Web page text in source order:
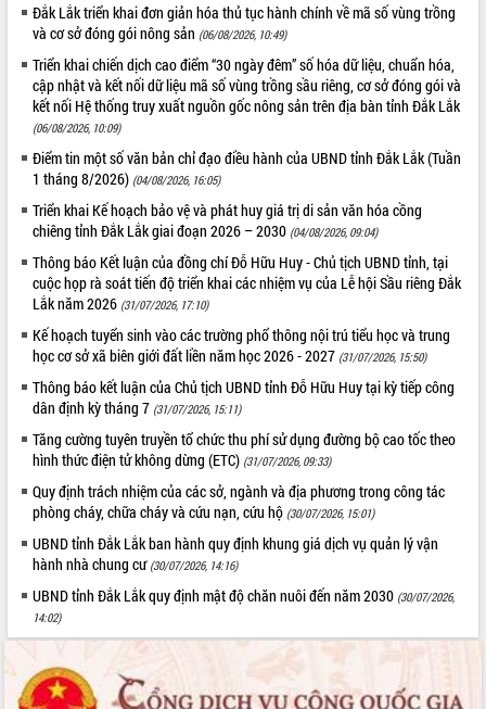
Đắk Lắk triển khai đơn giản hóa thủ tục hành chính về mã số vùng trồng
và cơ sở đóng gói nông sản (06/08/2026, 10:49)
Triển khai chiến dịch cao điểm “30 ngày đêm” số hóa dữ liệu, chuẩn hóa,
cập nhật và kết nối dữ liệu mã số vùng trồng sầu riêng, cơ sở đóng gói và
kết nối Hệ thống truy xuất nguồn gốc nông sản trên địa bàn tỉnh Đắk Lắk
(06/08/2026, 10:09)
Điểm tin một số văn bản chỉ đạo điều hành của UBND tỉnh Đắk Lắk (Tuần
1 tháng 8/2026) (04/08/2026, 16:05)
Triển khai Kế hoạch bảo vệ và phát huy giá trị di sản văn hóa cồng
chiêng tỉnh Đắk Lắk giai đoạn 2026 – 2030 (04/08/2026, 09:04)
Thông báo Kết luận của đồng chí Đỗ Hữu Huy - Chủ tịch UBND tỉnh, tại
cuộc họp rà soát tiến độ triển khai các nhiệm vụ của Lễ hội Sầu riêng Đắk
Lắk năm 2026 (31/07/2026, 17:10)
Kế hoạch tuyển sinh vào các trường phổ thông nội trú tiểu học và trung
học cơ sở xã biên giới đất liền năm học 2026 - 2027 (31/07/2026, 15:50)
Thông báo kết luận của Chủ tịch UBND tỉnh Đỗ Hữu Huy tại kỳ tiếp công
dân định kỳ tháng 7 (31/07/2026, 15:11)
Tăng cường tuyên truyền tổ chức thu phí sử dụng đường bộ cao tốc theo
hình thức điện tử không dừng (ETC) (31/07/2026, 09:33)
Quy định trách nhiệm của các sở, ngành và địa phương trong công tác
phòng cháy, chữa cháy và cứu nạn, cứu hộ (30/07/2026, 15:01)
UBND tỉnh Đắk Lắk ban hành quy định khung giá dịch vụ quản lý vận
hành nhà chung cư (30/07/2026, 14:16)
UBND tỉnh Đắk Lắk quy định mật độ chăn nuôi đến năm 2030 (30/07/2026,
14:02)